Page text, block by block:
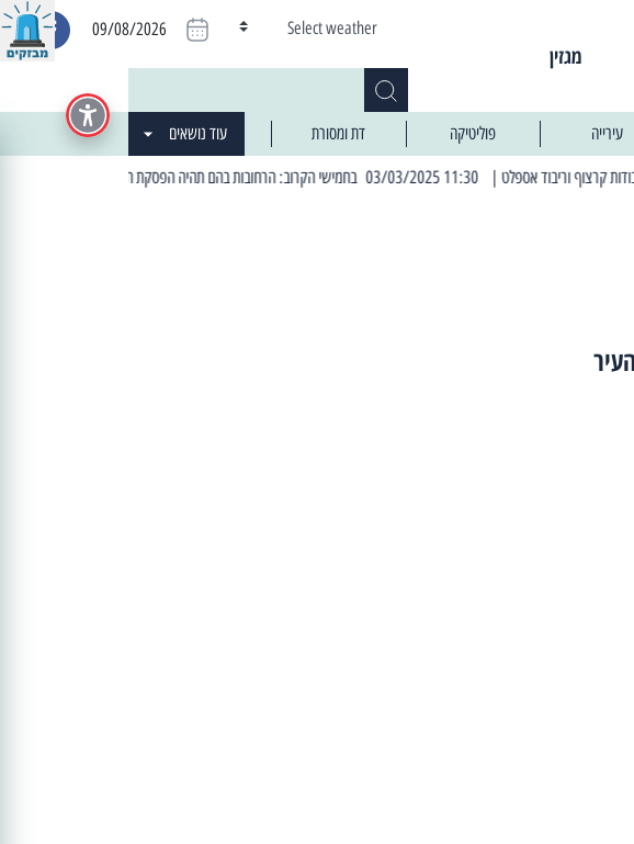
מגזין
Select weather
09/08/2026
עירייה פוליטיקה דת ומסורת עוד נושאים
| 11:30 03/03/2025 בחמישי הקרוב: הרחובות בהם תהיה הפסקת חשמל יזומה